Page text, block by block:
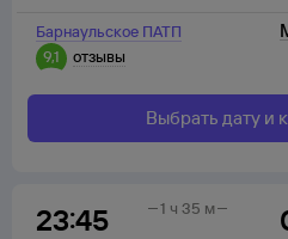
Барнаульское ПАТП
9,1
отзывы
Выбрать дату и
23:45 1 ч 35 м